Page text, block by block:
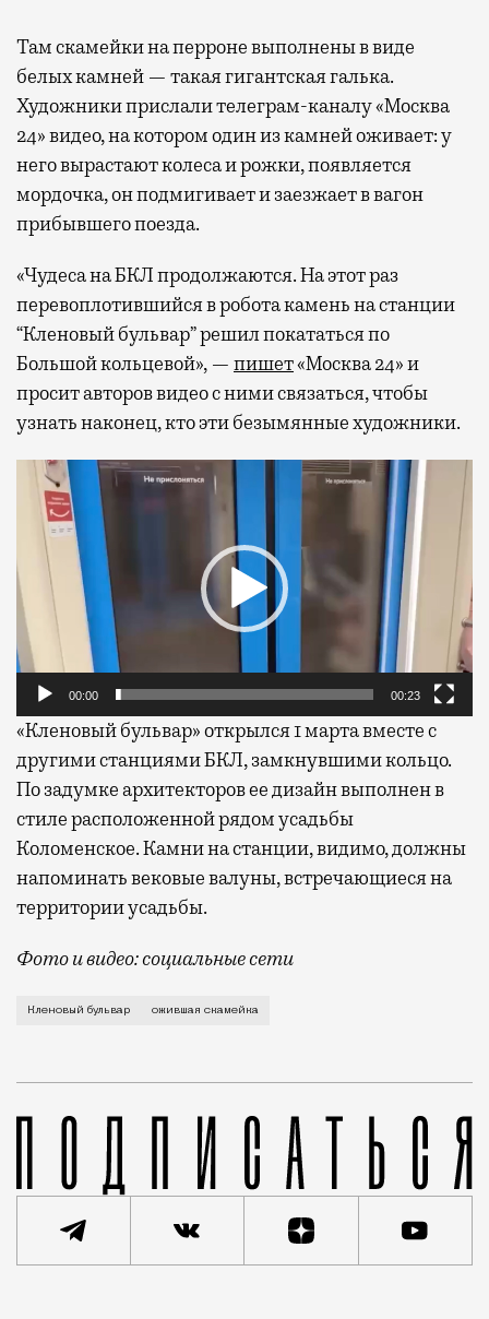
Там скамейки на перроне выполнены в виде
белых камней — такая гигантская галька.
Художники прислали телеграм-каналу «Москва
24» видео, на котором один из камней оживает: у
него вырастают колеса и рожки, появляется
мордочка, он подмигивает и заезжает в вагон
прибывшего поезда.
«Чудеса на БКЛ продолжаются. На этот раз
перевоплотившийся в робота камень на станции
“Кленовый бульвар” решил покататься по
Большой кольцевой», — пишет«Москва 24» и
просит авторов видео с ними связаться, чтобы
узнать наконец, кто эти безымянные художники.
Видеоплеер
00:00 00:23
«Кленовый бульвар» открылся 1 марта вместе с
другими станциями БКЛ, замкнувшими кольцо.
По задумке архитекторов ее дизайн выполнен в
стиле расположенной рядом усадьбы
Коломенское. Камни на станции, видимо, должны
напоминать вековые валуны, встречающиеся на
территории усадьбы.
Фото и видео: социальные сети
Недавно художники оживили рыбу с мозаики на
Кленовый бульвар ожившая скамейка